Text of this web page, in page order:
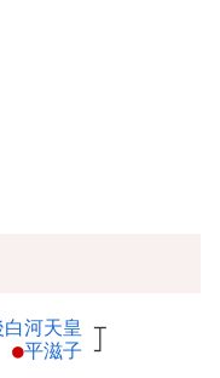
白河天皇 ┬
●平滋子 ┘